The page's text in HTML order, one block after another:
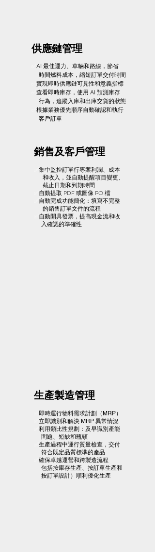
供應鏈管理
​AI 最佳運力、車輛和路線，節省
時間燃料成本，縮短訂單交付時間
實現即時供應鏈可見性和意義指標
​查看即時庫存，使用 AI 預測庫存
行為，追蹤入庫和出庫交貨的狀態
根據業務優先順序自動確認和執行
​ 客戶訂單
銷售及客戶管理
集中監控訂單行專案利潤、成本
​ 和收入，並自動提醒項目變更、
​ 截止日期和到期時間
自動提取 PDF 或圖像 PO 檔
自動完成功能簡化：填寫不完整
的銷售訂單文件的流程
自動開具發票，提高現金流和收
​ 入確認的準確性
生產製造管理
​即時運行物料需求計劃（MRP）
​立即識別和解決 MRP 異常情況
​利用類比性規劃：及早識別產能
​ 問題、短缺和瓶頸
生產過程中運行質量檢查，交付
符合既定品質標準的產品
確保卓越運營和跨製造流程
包括按庫存生產、按訂單生產和
按訂單設計）順利優化生產